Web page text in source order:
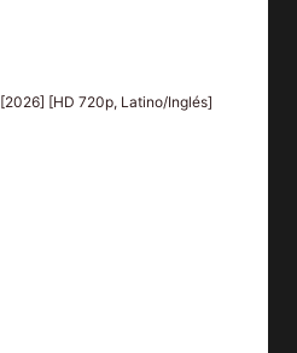
[HD 720p, Latino/Inglés]